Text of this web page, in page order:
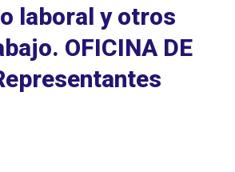
laboral y otros
OFICINA DE